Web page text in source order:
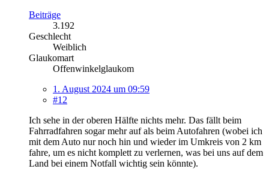
Beiträge
3.192
Geschlecht
Weiblich
Glaukomart
Offenwinkelglaukom
1. August 2024 um 09:59
#12
Ich sehe in der oberen Hälfte nichts mehr. Das fällt beim
Fahrradfahren sogar mehr auf als beim Autofahren (wobei ich
mit dem Auto nur noch hin und wieder im Umkreis von 2 km
fahre, um es nicht komplett zu verlernen, was bei uns auf dem
Land bei einem Notfall wichtig sein könnte).